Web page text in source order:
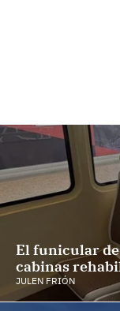
El funicular
cabinas
JULEN FRIÓN